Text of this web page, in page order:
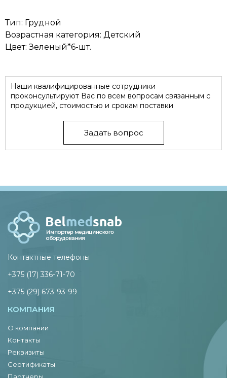
Тип: Грудной
Возрастная категория: Детский
Цвет: Зеленый*6-шт.
Наши квалифицированные сотрудники
проконсультируют Вас по всем вопросам связанным с
продукцией, стоимостью и срокам поставки
Задать вопрос
Контактные телефоны
+375 (17) 336-71-70
+375 (29) 673-93-99
КОМПАНИЯ
О компании
Контакты
Реквизиты
Сертификаты
Партнеры